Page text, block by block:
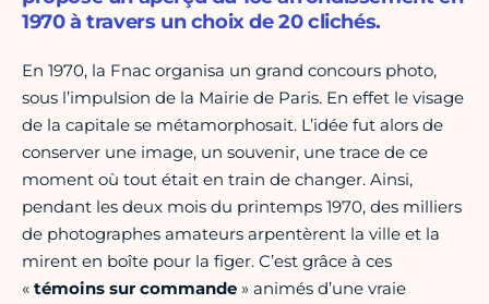
1970 à travers un choix de 20 clichés.
En 1970, la Fnac organisa un grand concours photo,
sous l’impulsion de la Mairie de Paris. En effet le visage
de la capitale se métamorphosait. L’idée fut alors de
conserver une image, un souvenir, une trace de ce
moment où tout était en train de changer. Ainsi,
pendant les deux mois du printemps 1970, des milliers
de photographes amateurs arpentèrent la ville et la
mirent en boîte pour la figer. C’est grâce à ces
« témoins sur commande » animés d’une vraie